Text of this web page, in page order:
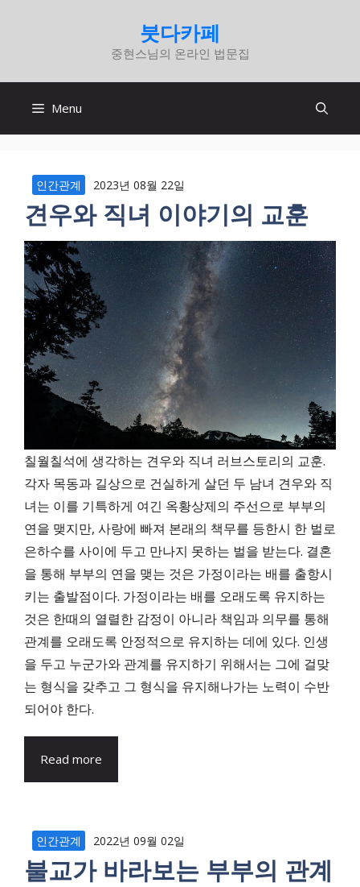
로
붓다카페
중현스님의 온라인 법문집
Menu
인간관계 2023년 08월 22일
견우와 직녀 이야기의 교훈
칠월칠석에 생각하는 견우와 직녀 러브스토리의 교훈.
각자 목동과 길상으로 건실하게 살던 두 남녀 견우와 직
녀는 이를 기특하게 여긴 옥황상제의 주선으로 부부의
연을 맺지만, 사랑에 빠져 본래의 책무를 등한시 한 벌로
은하수를 사이에 두고 만나지 못하는 벌을 받는다. 결혼
을 통해 부부의 연을 맺는 것은 가정이라는 배를 출항시
키는 출발점이다. 가정이라는 배를 오래도록 유지하는
것은 한때의 열렬한 감정이 아니라 책임과 의무를 통해
관계를 오래도록 안정적으로 유지하는 데에 있다. 인생
을 두고 누군가와 관계를 유지하기 위해서는 그에 걸맞
는 형식을 갖추고 그 형식을 유지해나가는 노력이 수반
되어야 한다.
Read more
인간관계 2022년 09월 02일
불교가 바라보는 부부의 관계